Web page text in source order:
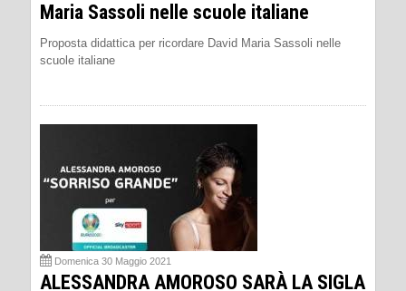
Maria Sassoli nelle scuole italiane
Proposta didattica per ricordare David Maria Sassoli nelle
scuole italiane
Domenica 30 Maggio 2021
ALESSANDRA AMOROSO SARÀ LA SIGLA